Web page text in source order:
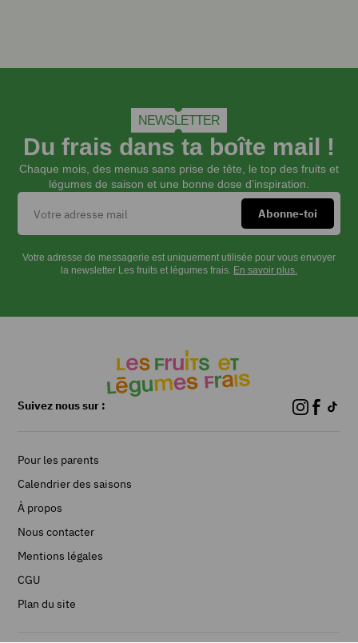
INSTRUCTIONS
quelques
glaçons
citron
les
feuilles
menthe.
Verser
le
sirop
NEWSLETTER
Du frais dans ta boîte mail !
Chaque mois, des menus sans prise de tête, le top des fruits et
légumes de saison et une bonne dose d’inspiration.
Votre adresse de messagerie est uniquement utilisée pour vous envoyer
la newsletter Les fruits et légumes frais. En savoir plus.
Suivez nous sur :
Pour les parents
Calendrier des saisons
À propos
Nous contacter
Mentions légales
CGU
Plan du site